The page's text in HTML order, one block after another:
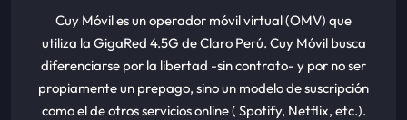
Cuy Móvil es un operador móvil virtual (OMV) que
utiliza la GigaRed 4.5G de Claro Perú. Cuy Móvil busca
diferenciarse por la libertad -sin contrato- y por no ser
propiamente un prepago, sino un modelo de suscripción
como el de otros servicios online ( Spotify, Netflix, etc.).